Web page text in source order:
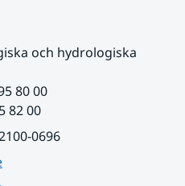
och hydrologiska
80 00
82 00
0696